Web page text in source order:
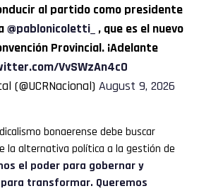
al partido como presidente
@pablonicoletti_ , que es el nuevo
Provincial. ¡Adelante
VvSWzAn4c0
(@UCRNacional) August 9, 2026
bonaerense debe buscar
la alternativa política a la gestión de
el poder para gobernar y
transformar. Queremos